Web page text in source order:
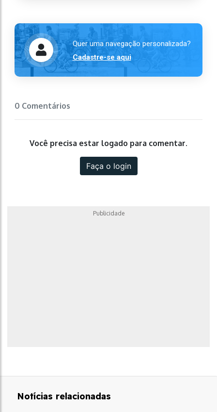
Quer uma navegação personalizada?
Cadastre-se aqui
0 Comentários
Você precisa estar logado para comentar.
Faça o login
Publicidade
Notícias relacionadas